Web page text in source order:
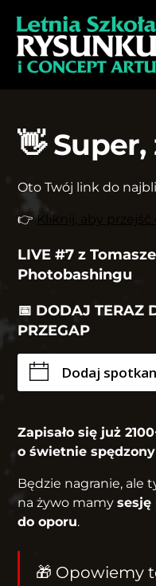
👋
Oto Twój link do
👉 Kliknij, aby przejść
LIVE #7 z
Photobashingu
📅 DODAJ TERAZ
PRZEGAP
Dodaj
Zapisało się już
o świetnie spędzony
Będzie nagranie, ale
na żywo mamy
do oporu.
🎁 Opowiemy